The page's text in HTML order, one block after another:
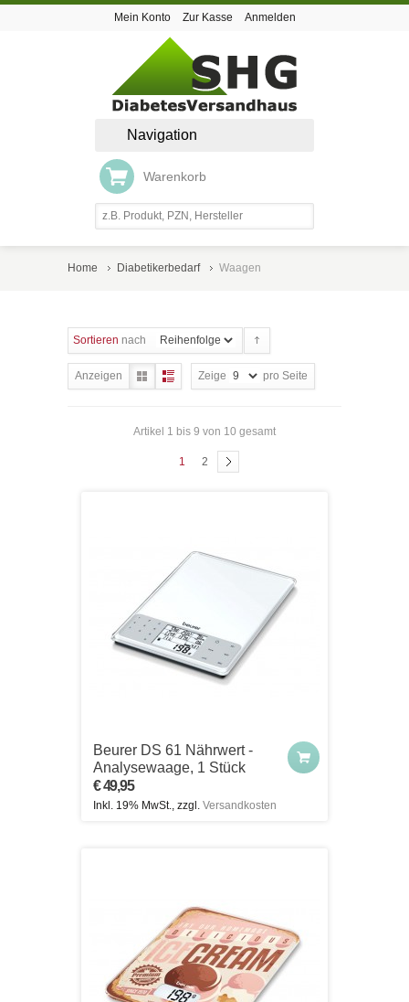
Mein Konto Zur Kasse Anmelden
Navigation
Warenkorb
Home Diabetikerbedarf Waagen
Sortieren nach
Anzeigen Zeige pro Seite
Artikel 1 bis 9 von 10 gesamt
1 2
Beurer DS 61 Nährwert -
Analysewaage, 1 Stück
€ 49,95
Inkl. 19% MwSt., zzgl. Versandkosten